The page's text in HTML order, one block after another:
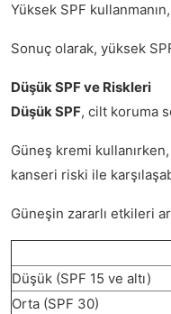
Yüksek SPF
Sonuç olarak, yüksek
Düşük SPF ve Riskleri
Düşük SPF, cilt koruma
Güneş kremi kullanırken,
kanseri riski ile
Güneşin zararlı etkileri
Düşük (SPF 15 ve altı)
Orta (SPF 30)